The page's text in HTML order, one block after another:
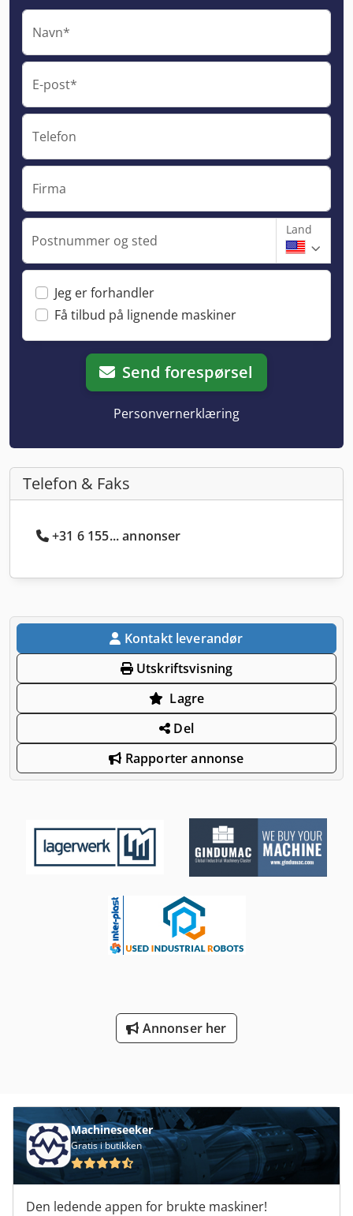
Navn*
E-post*
Telefon
Firma
Postnummer og sted
Land
Jeg er forhandler
Få tilbud på lignende maskiner
Send forespørsel
Personvernerklæring
Telefon & Faks
+31 6 155... annonser
Kontakt leverandør
Utskriftsvisning
Lagre
Del
Rapporter annonse
Annonser her
Machineseeker
Gratis i butikken
Den ledende appen for brukte maskiner!